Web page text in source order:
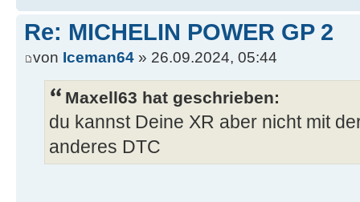
Re: MICHELIN POWER GP 2
von Iceman64 » 26.09.2024, 05:44
Maxell63 hat geschrieben:
du kannst Deine XR aber nicht mit
anderes DTC